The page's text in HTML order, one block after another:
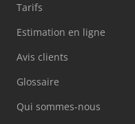
Tarifs
Estimation en ligne
Avis clients
Glossaire
Qui sommes-nous